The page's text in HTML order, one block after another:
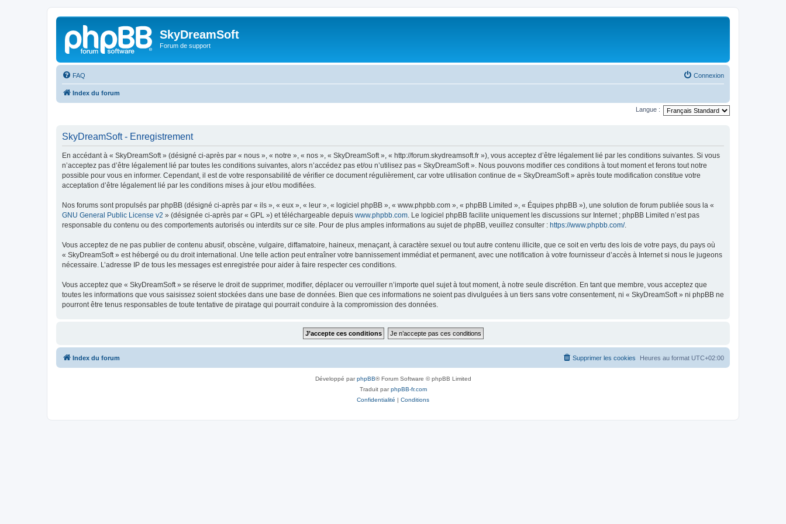
SkyDreamSoft
Forum de support
FAQ Connexion
Index du forum
Langue :
SkyDreamSoft - Enregistrement
En accédant à « SkyDreamSoft » (désigné ci-après par « nous », « notre », « nos », « SkyDreamSoft », « http://forum.skydreamsoft.fr »), vous acceptez d’être légalement lié par les conditions suivantes. Si vous
n’acceptez pas d’être légalement lié par toutes les conditions suivantes, alors n’accédez pas et/ou n’utilisez pas « SkyDreamSoft ». Nous pouvons modifier ces conditions à tout moment et ferons tout notre
possible pour vous en informer. Cependant, il est de votre responsabilité de vérifier ce document régulièrement, car votre utilisation continue de « SkyDreamSoft » après toute modification constitue votre
acceptation d’être légalement lié par les conditions mises à jour et/ou modifiées.
Nos forums sont propulsés par phpBB (désigné ci-après par « ils », « eux », « leur », « logiciel phpBB », « www.phpbb.com », « phpBB Limited », « Équipes phpBB »), une solution de forum publiée sous la «
GNU General Public License v2 » (désignée ci-après par « GPL ») et téléchargeable depuis www.phpbb.com. Le logiciel phpBB facilite uniquement les discussions sur Internet ; phpBB Limited n’est pas
responsable du contenu ou des comportements autorisés ou interdits sur ce site. Pour de plus amples informations au sujet de phpBB, veuillez consulter : https://www.phpbb.com/.
Vous acceptez de ne pas publier de contenu abusif, obscène, vulgaire, diffamatoire, haineux, menaçant, à caractère sexuel ou tout autre contenu illicite, que ce soit en vertu des lois de votre pays, du pays où
« SkyDreamSoft » est hébergé ou du droit international. Une telle action peut entraîner votre bannissement immédiat et permanent, avec une notification à votre fournisseur d’accès à Internet si nous le jugeons
nécessaire. L’adresse IP de tous les messages est enregistrée pour aider à faire respecter ces conditions.
Vous acceptez que « SkyDreamSoft » se réserve le droit de supprimer, modifier, déplacer ou verrouiller n’importe quel sujet à tout moment, à notre seule discrétion. En tant que membre, vous acceptez que
toutes les informations que vous saisissez soient stockées dans une base de données. Bien que ces informations ne soient pas divulguées à un tiers sans votre consentement, ni « SkyDreamSoft » ni phpBB ne
pourront être tenus responsables de toute tentative de piratage qui pourrait conduire à la compromission des données.
Index du forum Heures au format UTC+02:00
Supprimer les cookies
Développé parphpBB® Forum Software © phpBB Limited
Traduit parphpBB-fr.com
Confidentialité | Conditions